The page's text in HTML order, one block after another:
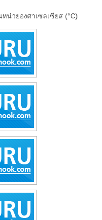
ยองศาเซลเซียส (°C)